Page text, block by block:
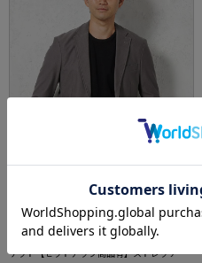
全4色
【EDWINデニスラ】ヴィンテージブルージャ
ケット【セットアップ商品有】ストレッチ無